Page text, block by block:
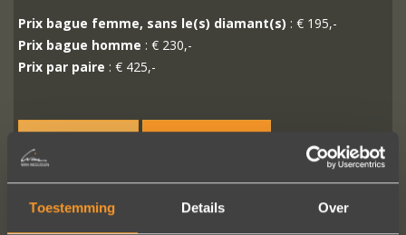
Toestemming Details Over
Prix bague femme, sans le(s) diamant(s) : € 195,-
Prix bague homme : € 230,-
Prix par paire : € 425,-